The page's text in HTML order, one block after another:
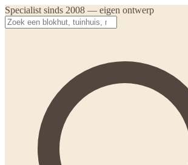
Specialist sinds 2008 — eigen ontwerp